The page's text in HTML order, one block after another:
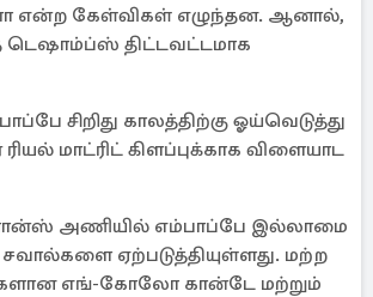
என்ற கேள்விகள் எழுந்தன. ஆனால்,
திட்டவட்டமாக
சிறிது காலத்திற்கு ஓய்வெடுத்து
மாட்ரிட் கிளப்புக்காக விளையாட
அணியில் எம்பாப்பே இல்லாமை
சவால்களை ஏற்படுத்தியுள்ளது. மற்ற
எங்-கோலோ கான்டே மற்றும்